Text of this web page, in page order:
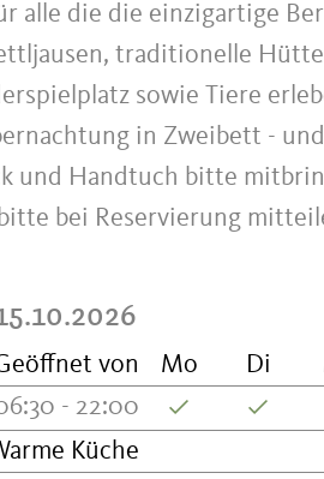
alle die die einzigartige
traditionelle
sowie Tiere
in Zweibett -
und Handtuch bitte
bei Reservierung
von Mo Di
- 22:00
Küche